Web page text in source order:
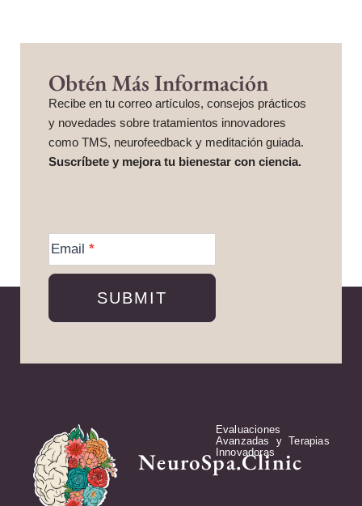
Obtén Más Información
Recibe en tu correo artículos, consejos prácticos
y novedades sobre tratamientos innovadores
como TMS, neurofeedback y meditación guiada.
Suscríbete y mejora tu bienestar con ciencia.
Information
Email *
SUBMIT
NeuroSpa.Clinic
Evaluaciones
Avanzadas y Terapias
Innovadoras